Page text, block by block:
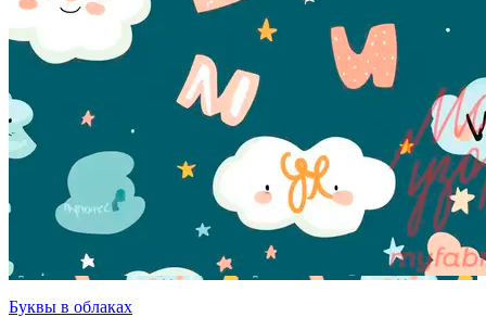
Буквы в облаках